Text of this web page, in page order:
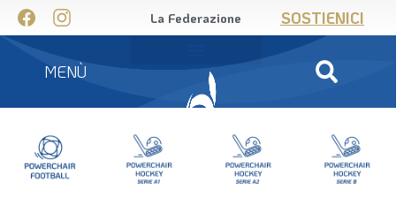
La Federazione SOSTIENICI
MENÙ